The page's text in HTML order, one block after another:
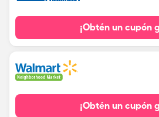
¡Obtén un cupón
¡Obtén un cupón